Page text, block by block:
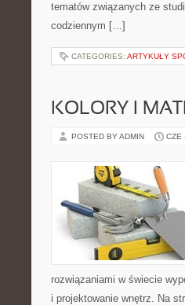
tematów związanych ze
codziennym […]
CATEGORIES: ARTYKUŁY
KOLORY I
POSTED BY ADMIN CZE
rozwiązaniami w świecie
i projektowanie wnętrz. Na